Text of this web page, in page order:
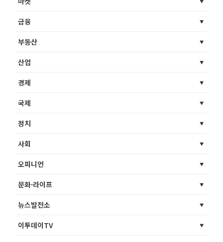
금융
부동산
산업
경제
국제
정치
사회
오피니언
문화·라이프
뉴스발전소
이투데이TV